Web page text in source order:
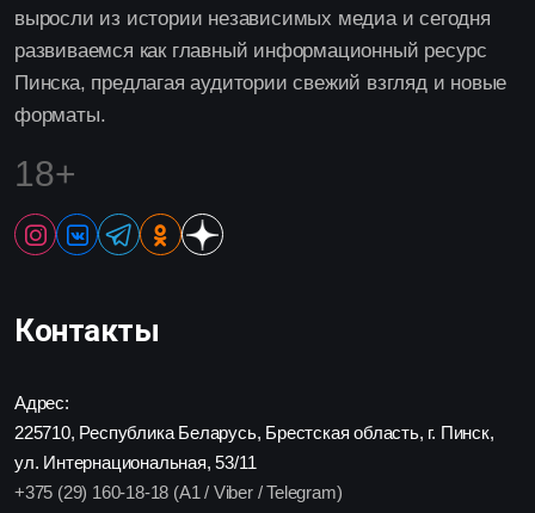
выросли из истории независимых медиа и сегодня
развиваемся как главный информационный ресурс
Пинска, предлагая аудитории свежий взгляд и новые
форматы.
18+
Контакты
Адрес:
225710, Республика Беларусь, Брестская область, г. Пинск,
ул. Интернациональная, 53/11
+375 (29) 160-18-18 (A1 / Viber / Telegram)